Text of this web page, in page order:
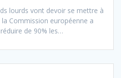
lourds vont devoir se mettre à
la Commission européenne a
de 90% les…